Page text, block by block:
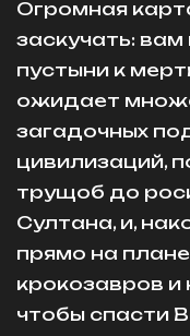
Огромная
заскучать:
пустыни к
ожидает
загадочных
цивилизаций,
трущоб до
Султана, и,
прямо на
крокозавров и
чтобы спасти